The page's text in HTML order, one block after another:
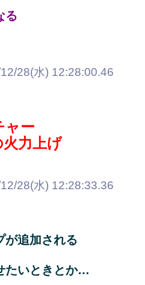
る
28(水) 12:28:00.46
ャー
力上げ
28(水) 12:28:33.36
が追加される
たいときとか…